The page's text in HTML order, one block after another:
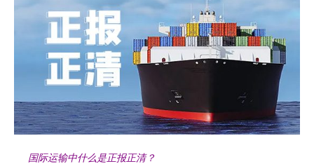
国际运输中什么是正报正清？